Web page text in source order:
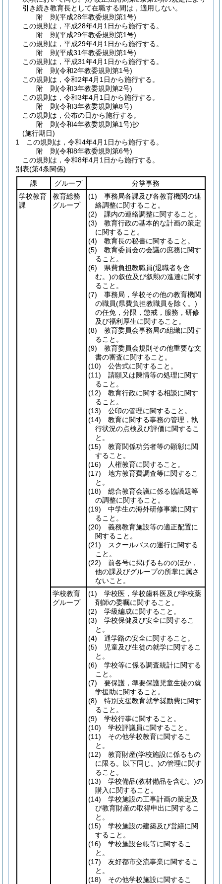
引き続き教育長として在職する間は，適用しない。
附 則(平成28年教委規則第1号)
この規則は，平成28年4月1日から施行する。
附 則(平成29年教委規則第1号)
この規則は，平成29年4月1日から施行する。
附 則(平成31年教委規則第1号)
この規則は，平成31年4月1日から施行する。
附 則(令和2年教委規則第1号)
この規則は，令和2年4月1日から施行する。
附 則(令和3年教委規則第2号)
この規則は，令和3年4月1日から施行する。
附 則(令和3年教委規則第8号)
この規則は，公布の日から施行する。
附 則(令和4年教委規則第1号)抄
(施行期日)
1
この規則は，令和4年4月1日から施行する。
附 則(令和8年教委規則第6号)
この規則は，令和8年4月1日から施行する。
別表(第4条関係)
課
グループ
分掌事務
学校教育
課
教育総務
グループ
(1) 事務局各課及び各教育機関の連
絡調整に関すること。
(2) 課内の連絡調整に関すること。
(3) 教育行政の基本的な計画の策定
に関すること。
(4) 教育長の秘書に関すること。
(5) 教育委員会の会議の庶務に関す
ること。
(6) 県費負担教職員(退職者を含
む。)の叙位及び叙勲の進達に関す
ること。
(7) 事務局，学校その他の教育機関
の職員(県費負担教職員を除く。)
の任免，分限，懲戒，服務，研修
及び福利厚生に関すること。
(8) 教育委員会事務局の組織に関す
ること。
(9) 教育委員会規則その他重要な文
書の審査に関すること。
(10) 公告式に関すること。
(11) 請願又は陳情等の処理に関す
ること。
(12) 教育行政に関する相談に関す
ること。
(13) 公印の管理に関すること。
(14) 教育に関する事務の管理，執
行状況の点検及び評価に関するこ
と。
(15) 教育関係功労者等の顕彰に関
すること。
(16) 人権教育に関すること。
(17) 地方教育費調査等に関するこ
と。
(18) 総合教育会議に係る協議題等
の調整に関すること。
(19) 中学生の海外研修事業に関す
ること。
(20) 義務教育施設等の適正配置に
関すること。
(21) スクールバスの運行に関する
こと。
(22) 前各号に掲げるもののほか，
他の課及びグループの所掌に属さ
ないこと。
学校教育
グループ
(1) 学校医，学校歯科医及び学校薬
剤師の委嘱に関すること。
(2) 学級編成に関すること。
(3) 学校保健及び安全に関するこ
と。
(4) 通学路の安全に関すること。
(5) 児童及び生徒の就学に関するこ
と。
(6) 学校等に係る調査統計に関する
こと。
(7) 要保護，準要保護児童生徒の就
学援助に関すること。
(8) 特別支援教育就学奨励費に関す
ること。
(9) 学校行事に関すること。
(10) 学校評議員に関すること。
(11) その他学校教育に関するこ
と。
(12) 教育財産(学校施設に係るもの
に限る。以下同じ。)の管理に関す
ること。
(13) 学校備品(教材備品を含む。)の
購入に関すること。
(14) 学校施設の工事計画の策定及
び教育財産の取得申出に関するこ
と。
(15) 学校施設の建築及び営繕に関
すること。
(16) 学校施設台帳等に関するこ
と。
(17) 友好都市交流事業に関するこ
と。
(18) その他学校施設に関するこ